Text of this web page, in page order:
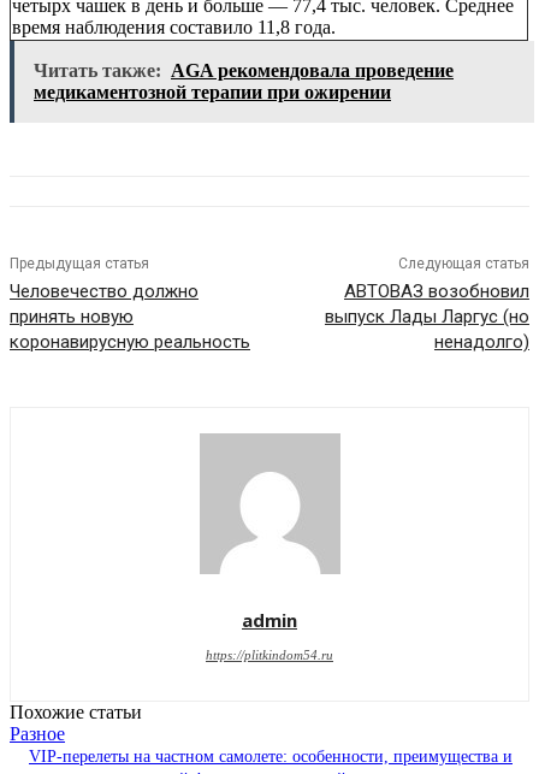
четырх чашек в день и больше — 77,4 тыс. человек. Среднее
время наблюдения составило 11,8 года.
Читать также: AGA рекомендовала проведение
медикаментозной терапии при ожирении
Предыдущая статья
Человечество должно
принять новую
коронавирусную реальность
Следующая статья
АВТОВАЗ возобновил
выпуск Лады Ларгус (но
ненадолго)
admin
https://plitkindom54.ru
Похожие статьи
Разное
VIP-перелеты на частном самолете: особенности, преимущества и